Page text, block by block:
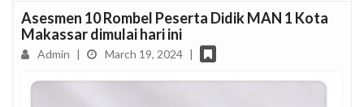
Asesmen 10 Rombel Peserta Didik MAN 1 Kota
Makassar dimulai hari ini
Admin | March 19, 2024 |